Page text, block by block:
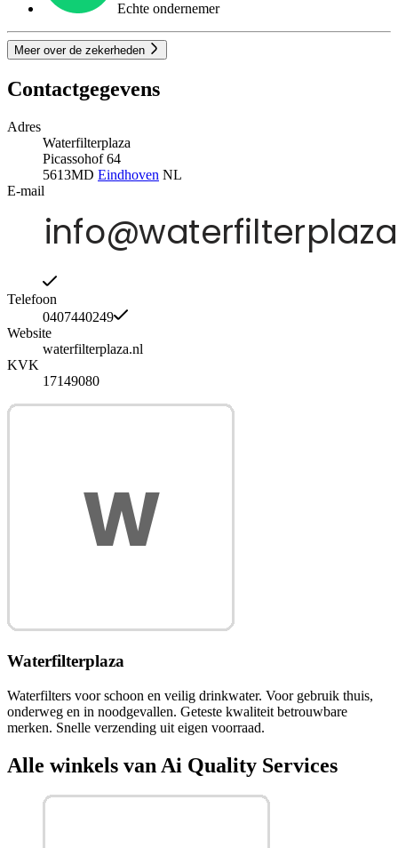
Echte ondernemer
Meer over de zekerheden
Contactgegevens
Adres
Waterfilterplaza
Picassohof 64
5613MD Eindhoven NL
E-mail
Telefoon
0407440249
Website
waterfilterplaza.nl
KVK
17149080
Waterfilterplaza
Waterfilters voor schoon en veilig drinkwater. Voor gebruik thuis,
onderweg en in noodgevallen. Geteste kwaliteit betrouwbare
merken. Snelle verzending uit eigen voorraad.
Alle winkels van Ai Quality Services